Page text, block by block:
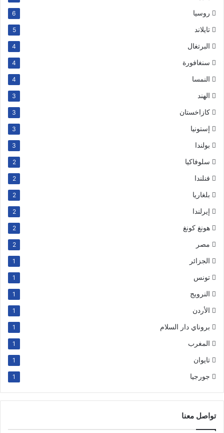
روسيا 6
تايلاند 5
البرتغال 4
سنغافورة 4
النمسا 4
الهند 3
كازاخستان 3
إستونيا 3
بولندا 3
سلوفاكيا 2
فنلندا 2
بلغاريا 2
إيرلندا 2
هونغ كونغ 2
مصر 2
الجزائر 1
تونس 1
النرويج 1
الأردن 1
بروناي دار السلام 1
المغرب 1
تايوان 1
جورجيا 1
تواصل معنا